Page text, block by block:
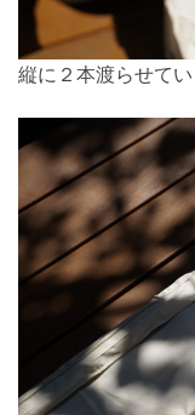
縦に２本渡らせてい